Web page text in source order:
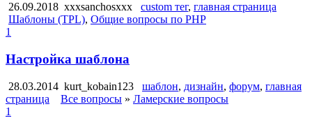
26.09.2018 xxxsanchosxxx custom тег, главная страница
Шаблоны (TPL), Общие вопросы по PHP
1
Настройка шаблона
28.03.2014 kurt_kobain123 шаблон, дизнайн, форум, главная
страница
Все вопросы » Ламерские вопросы
1